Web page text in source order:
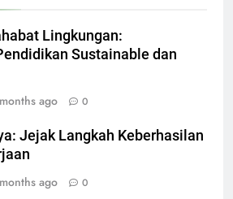
Lingkungan:
Sustainable dan
ago 0
Jejak Langkah Keberhasilan
ago 0